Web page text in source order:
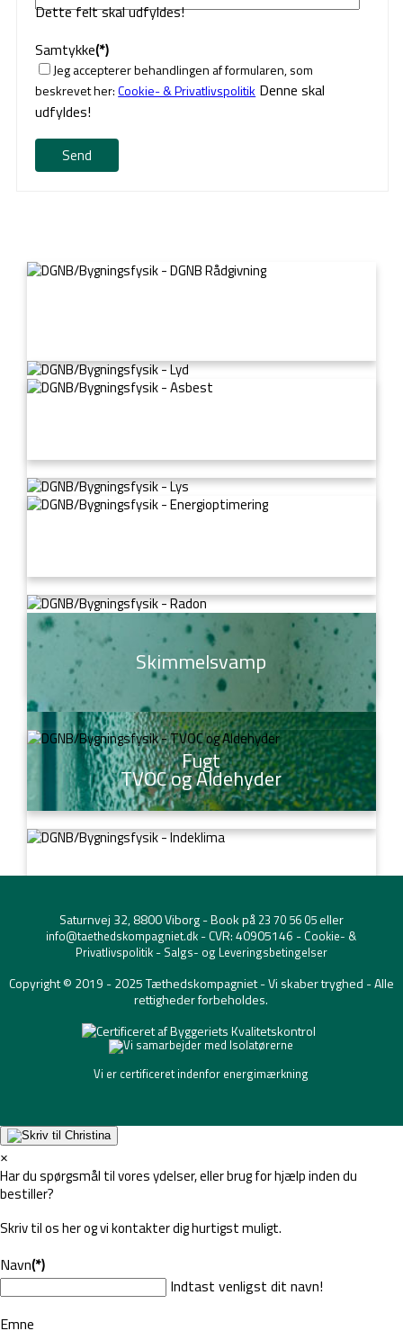
Dette felt skal udfyldes!
Samtykke(*)
Jeg accepterer behandlingen af formularen, som
beskrevet her:Cookie- & Privatlivspolitik Denne skal
udfyldes!
Send
Radon
Skimmelsvamp
Fugt
TVOC og Aldehyder
Indeklima
Saturnvej 32, 8800 Viborg - Book på 23 70 56 05eller
info@taethedskompagniet.dk - CVR: 40905146 - Cookie- &
Privatlivspolitik- Salgs- og Leveringsbetingelser
Copyright © 2019 - 2025 Tæthedskompagniet - Vi skaber tryghed - Alle
rettigheder forbeholdes.
Vi er certificeret indenfor energimærkning
×
Har du spørgsmål til vores ydelser, eller brug for hjælp inden du
bestiller?
Skriv til os her og vi kontakter dig hurtigst muligt.
Navn(*)
Indtast venligst dit navn!
Emne